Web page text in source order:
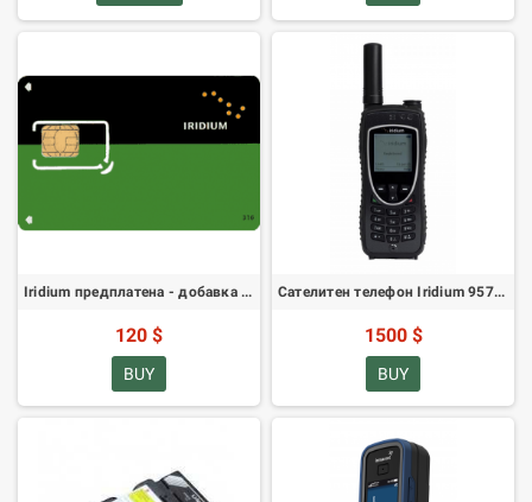
Iridium предплатена - добавка от 100 минути (0 дни валидност)
120 $
BUY
Сателитен телефон Iridium 9575 Extreme
1500 $
BUY